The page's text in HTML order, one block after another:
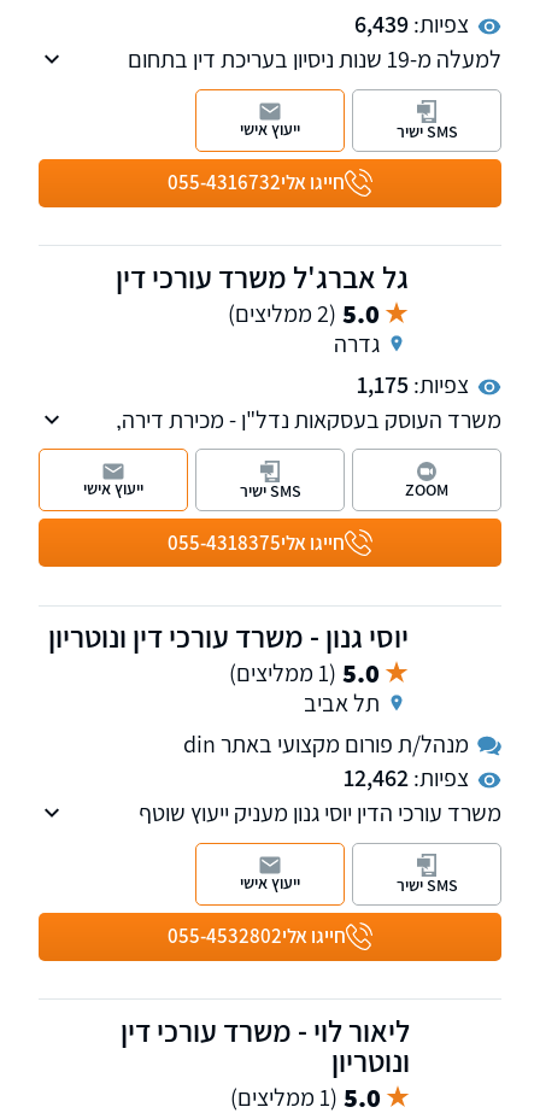
צפיות:6,439
למעלה מ-19 שנות ניסיון בעריכת דין בתחום
המשפחה והירושה, אפוטרופסות וייפוי כוח מתמשך
וכן בתחום עסקאות נדל"ן. עו"ד מירב אשרם זנקו
דוגלת בהתעמקות יסודית ופרטנית בכל תיק ותיק,
תוך מתן יחס אישי ומקצועי, זאת על מנת להבטיח
ללקוחותיה את התוצאות הטובות ביותר עבורם.
חייגו אלי055-4316732
SMS ישיר ייעוץ אישי
גל אברג'ל משרד עורכי דין
5.0 (2 ממליצים)
גדרה
צפיות:1,175
משרד העוסק בעסקאות נדל"ן - מכירת דירה,
רכישת דירה, עסקאות יד שניה, עסקאות קבלן,
ירושות וצוואות, ייפוי כוח מתמשך, אפוטרופסות
והסכמי ממון ועוד.
חייגו אלי055-4318375
ZOOM SMS ישיר ייעוץ אישי
יוסי גנון - משרד עורכי דין ונוטריון
5.0 (1 ממליצים)
תל אביב
מנהל/ת פורום מקצועי באתר din
צפיות:12,462
משרד עורכי הדין יוסי גנון מעניק ייעוץ שוטף
ללקוחות עסקיים ופרטים כאחד בתחומים: מכרזים,
חוזים, מקרקעין, דיני חברות ועוד. עו"ד גנון בעל
תואר ראשון (LL.B) במשפטים מהמרכז הבינתחומי
הרצליה, תואר ראשון (B.A) במנהל עסקים מהמרכז
הבינתחומי הרצליה, תואר שני (LL.M) במשפטים,
חייגו אלי055-4532802
SMS ישיר ייעוץ אישי
ליאור לוי - משרד עורכי דין
ונוטריון
5.0 (1 ממליצים)